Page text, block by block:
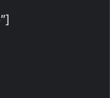
[juicebox gallery_id=”455″]